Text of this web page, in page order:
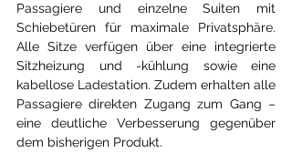
Passagiere und einzelne Suiten mit
Schiebetüren für maximale Privatsphäre.
Alle Sitze verfügen über eine integrierte
Sitzheizung und -kühlung sowie eine
kabellose Ladestation. Zudem erhalten alle
Passagiere direkten Zugang zum Gang –
eine deutliche Verbesserung gegenüber
dem bisherigen Produkt.